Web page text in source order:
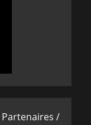
Partenaires /